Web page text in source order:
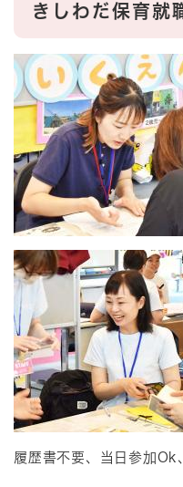
きしわだ保育就
履歴書不要、当日参加Ok